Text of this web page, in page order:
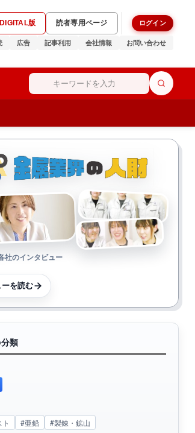
DIGITAL版 読者専用ページ ログイン
広告 記事利用 会社情報 お問い合わせ
社のインタビュー
ーを読む
類
#亜鉛 #製錬・鉱山